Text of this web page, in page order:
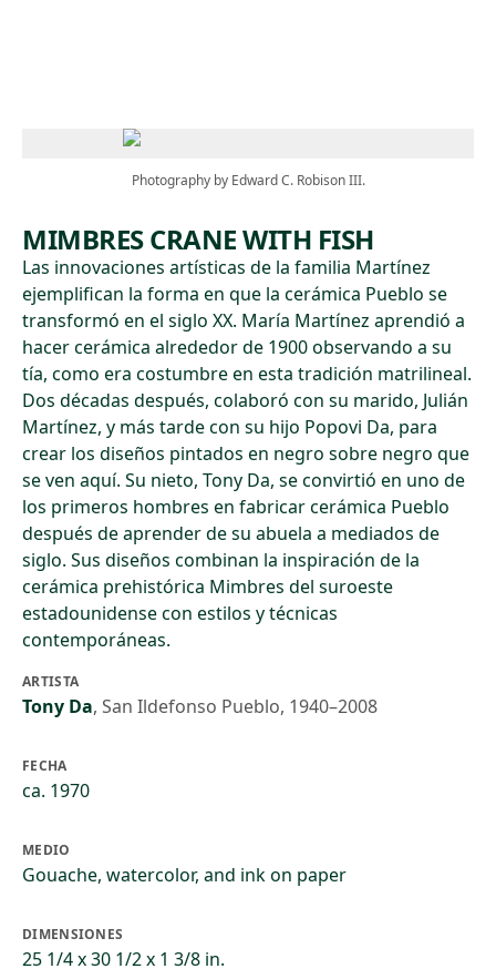
Photography by Edward C. Robison III.
MIMBRES CRANE WITH FISH
Las innovaciones artísticas de la familia Martínez
ejemplifican la forma en que la cerámica Pueblo se
transformó en el siglo XX. María Martínez aprendió a
hacer cerámica alrededor de 1900 observando a su
tía, como era costumbre en esta tradición matrilineal.
Dos décadas después, colaboró con su marido, Julián
Martínez, y más tarde con su hijo Popovi Da, para
crear los diseños pintados en negro sobre negro que
se ven aquí. Su nieto, Tony Da, se convirtió en uno de
los primeros hombres en fabricar cerámica Pueblo
después de aprender de su abuela a mediados de
siglo. Sus diseños combinan la inspiración de la
cerámica prehistórica Mimbres del suroeste
estadounidense con estilos y técnicas
contemporáneas.
ARTISTA
Tony Da, San Ildefonso Pueblo, 1940–2008
FECHA
ca. 1970
MEDIO
Gouache, watercolor, and ink on paper
DIMENSIONES
25 1/4 x 30 1/2 x 1 3/8 in.